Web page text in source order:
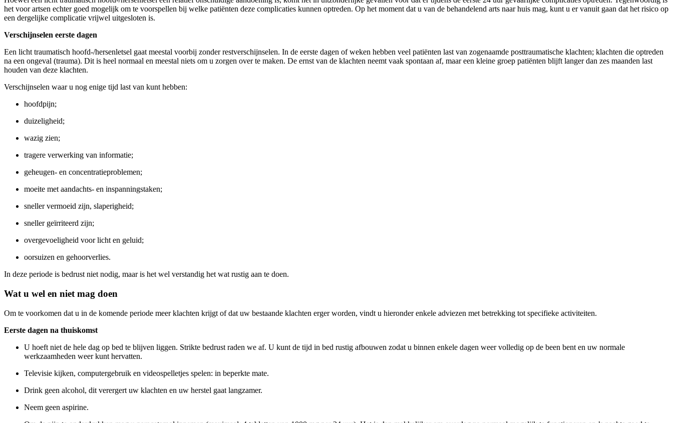
het voor artsen echter goed mogelijk om te voorspellen bij welke patiënten deze complicaties kunnen optreden. Op het moment dat u van de behandelend arts naar huis mag, kunt u er vanuit gaan dat het risico op
een dergelijke complicatie vrijwel uitgesloten is.
Verschijnselen eerste dagen
Een licht traumatisch hoofd-/hersenletsel gaat meestal voorbij zonder restverschijnselen. In de eerste dagen of weken hebben veel patiënten last van zogenaamde posttraumatische klachten; klachten die optreden
na een ongeval (trauma). Dit is heel normaal en meestal niets om u zorgen over te maken. De ernst van de klachten neemt vaak spontaan af, maar een kleine groep patiënten blijft langer dan zes maanden last
houden van deze klachten.
Verschijnselen waar u nog enige tijd last van kunt hebben:
hoofdpijn;
duizeligheid;
wazig zien;
tragere verwerking van informatie;
geheugen- en concentratieproblemen;
moeite met aandachts- en inspanningstaken;
sneller vermoeid zijn, slaperigheid;
sneller geïrriteerd zijn;
overgevoeligheid voor licht en geluid;
oorsuizen en gehoorverlies.
In deze periode is bedrust niet nodig, maar is het wel verstandig het wat rustig aan te doen.
Wat u wel en niet mag doen
Om te voorkomen dat u in de komende periode meer klachten krijgt of dat uw bestaande klachten erger worden, vindt u hieronder enkele adviezen met betrekking tot specifieke activiteiten.
Eerste dagen na thuiskomst
U hoeft niet de hele dag op bed te blijven liggen. Strikte bedrust raden we af. U kunt de tijd in bed rustig afbouwen zodat u binnen enkele dagen weer volledig op de been bent en uw normale
werkzaamheden weer kunt hervatten.
Televisie kijken, computergebruik en videospelletjes spelen: in beperkte mate.
Drink geen alcohol, dit verergert uw klachten en uw herstel gaat langzamer.
Neem geen aspirine.